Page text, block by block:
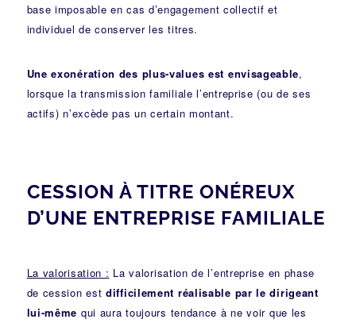
base imposable en cas d’engagement collectif et
individuel de conserver les titres.
Une exonération des plus-values est envisageable,
lorsque la transmission familiale l’entreprise (ou de ses
actifs) n’excède pas un certain montant.
CESSION À TITRE ONÉREUX
D’UNE ENTREPRISE FAMILIALE
La valorisation : La valorisation de l’entreprise en phase
de cession estdifficilement réalisable par le dirigeant
lui-même qui aura toujours tendance à ne voir que les